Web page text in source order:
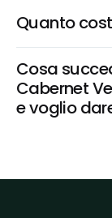
Quanto
Cosa
Cabernet
e voglio